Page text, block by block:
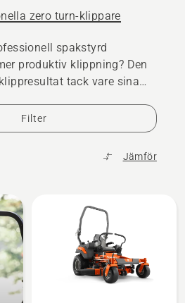
zero turn-klippare
spakstyrd
produktiv klippning? Den
tack vare sina
våra professionella
utvecklade för
användning.
Filter
Jämför